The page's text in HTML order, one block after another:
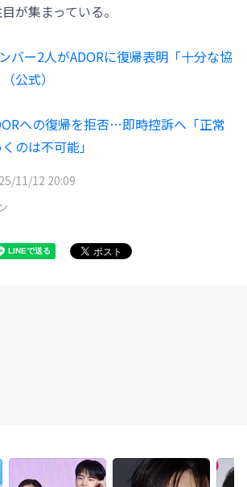
が集まっている。
バー2人がADORに復帰表明「十分な協
公式）
への復帰を拒否…即時控訴へ「正常
のは不可能」
11/12 20:09